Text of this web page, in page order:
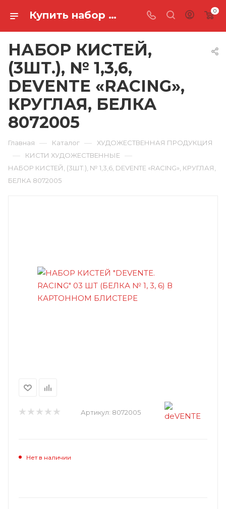
Купить набор кистей, (3шт.), № 1,3,6, devente «racing», круглая, белка 8072005 в Ростове-на-Дону 0
НАБОР КИСТЕЙ,
(3ШТ.), № 1,3,6,
DEVENTE «RACING»,
КРУГЛАЯ, БЕЛКА
8072005
Главная — Каталог — ХУДОЖЕСТВЕННАЯ ПРОДУКЦИЯ
— КИСТИ ХУДОЖЕСТВЕННЫЕ —
НАБОР КИСТЕЙ, (3ШТ.), № 1,3,6, DEVENTE «RACING», КРУГЛАЯ,
БЕЛКА 8072005
Артикул: 8072005
Нет в наличии